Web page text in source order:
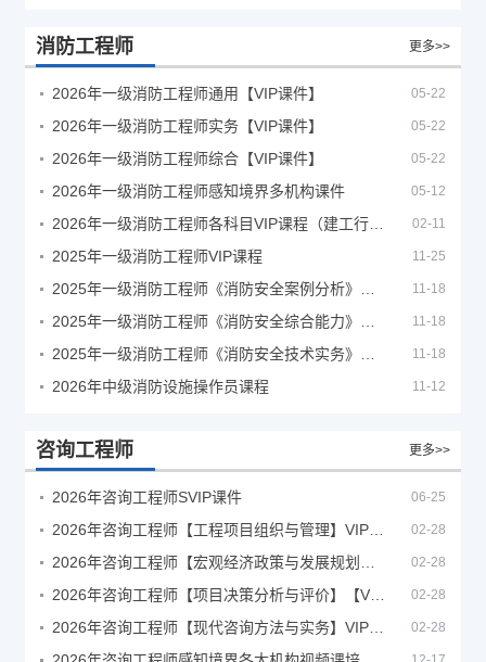
消防工程师 更多>>
2026年一级消防工程师通用【VIP课件】 05-22
2026年一级消防工程师实务【VIP课件】 05-22
2026年一级消防工程师综合【VIP课件】 05-22
2026年一级消防工程师感知境界多机构课件 05-12
02-11
2025年一级消防工程师VIP课程 11-25
11-18
11-18
11-18
2026年中级消防设施操作员课程 11-12
咨询工程师 更多>>
2026年咨询工程师SVIP课件 06-25
02-28
02-28
02-28
02-28